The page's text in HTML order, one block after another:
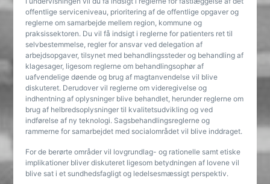
offentlige serviceniveau, prioritering af de offentlige opgaver og
reglerne om samarbejde mellem region, kommune og
praksissektoren. Du vil få indsigt i reglerne for patienters ret til
selvbestemmelse, regler for ansvar ved delegation af
arbejdsopgaver, tilsynet med behandlingssteder og behandling af
klagesager, ligesom reglerne om behandlingsophør af
uafvendelige døende og brug af magtanvendelse vil blive
diskuteret. Derudover vil reglerne om videregivelse og
indhentning af oplysninger blive behandlet, herunder reglerne om
brug af helbredsoplysninger til kvalitetsudvikling og ved
indførelse af ny teknologi. Sagsbehandlingsreglerne og
rammerne for samarbejdet med socialområdet vil blive inddraget.
For de berørte områder vil lovgrundlag- og rationelle samt etiske
implikationer bliver diskuteret ligesom betydningen af lovene vil
blive sat i et sundhedsfagligt og ledelsesmæssigt perspektiv.